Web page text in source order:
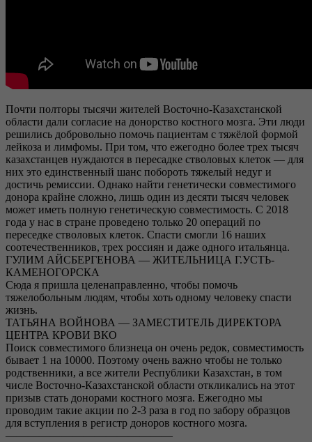
Почти полторы тысячи жителей Восточно-Казахстанской
области дали согласие на донорство костного мозга. Эти люди
решились добровольно помочь пациентам с тяжёлой формой
лейкоза и лимфомы. При том, что ежегодно более трех тысяч
казахстанцев нуждаются в пересадке стволовых клеток — для
них это единственный шанс побороть тяжелый недуг и
достичь ремиссии. Однако найти генетически совместимого
донора крайне сложно, лишь один из десяти тысяч человек
может иметь полную генетическую совместимость. С 2018
года у нас в стране проведено только 20 операций по
переседке стволовых клеток. Спасти смогли 16 наших
соотечественников, трех россиян и даже одного итальянца.
ГУЛИМ АЙСБЕРГЕНОВА — ЖИТЕЛЬНИЦА Г.УСТЬ-
КАМЕНОГОРСКА
Сюда я пришла целенаправленно, чтобы помочь
тяжелобольным людям, чтобы хоть одному человеку спасти
жизнь.
ТАТЬЯНА ВОЙНОВА — ЗАМЕСТИТЕЛЬ ДИРЕКТОРА
ЦЕНТРА КРОВИ ВКО
Поиск совместимого близнеца он очень редок, совместимость
бывает 1 на 10000. Поэтому очень важно чтобы не только
родственники, а все жители Республики Казахстан, в том
числе Восточно-Казахстанской области откликались на этот
призыв стать донорами костного мозга. Ежегодно мы
проводим такие акции по 2-3 раза в год по забору образцов
для вступления в регистр доноров костного мозга.
———————————————